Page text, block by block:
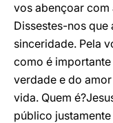
vos abençoar com
Dissestes-nos que
sinceridade. Pela
como é
verdade e do
vida. Quem
público